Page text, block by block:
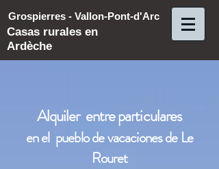
Grospierres - Vallon-Pont-d'Arc
Casas rurales en
Ardèche
Alquiler entre particulares
en el pueblo de vacaciones de Le
Rouret